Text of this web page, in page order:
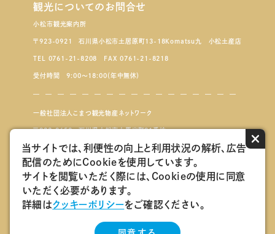
観光についてのお問合せ
小松市観光案内所
〒923-0921 石川県小松市土居原町13-18Komatsu九 小松土産店
TEL 0761-21-8208 FAX 0761-21-8218
受付時間 9:00～18:00（年中無休）
一般社団法人こまつ観光物産ネットワーク
〒923-8650 石川県小松市小馬出町91番地
こまつもんマルシェ
会員ログインページ
当サイトでは、利便性の向上と利用状況の解析、広告
配信のためにCookieを使用しています。
サイトを閲覧いただく際には、Cookieの使用に同意
いただく必要があります。
詳細はクッキーポリシーをご確認ください。
×